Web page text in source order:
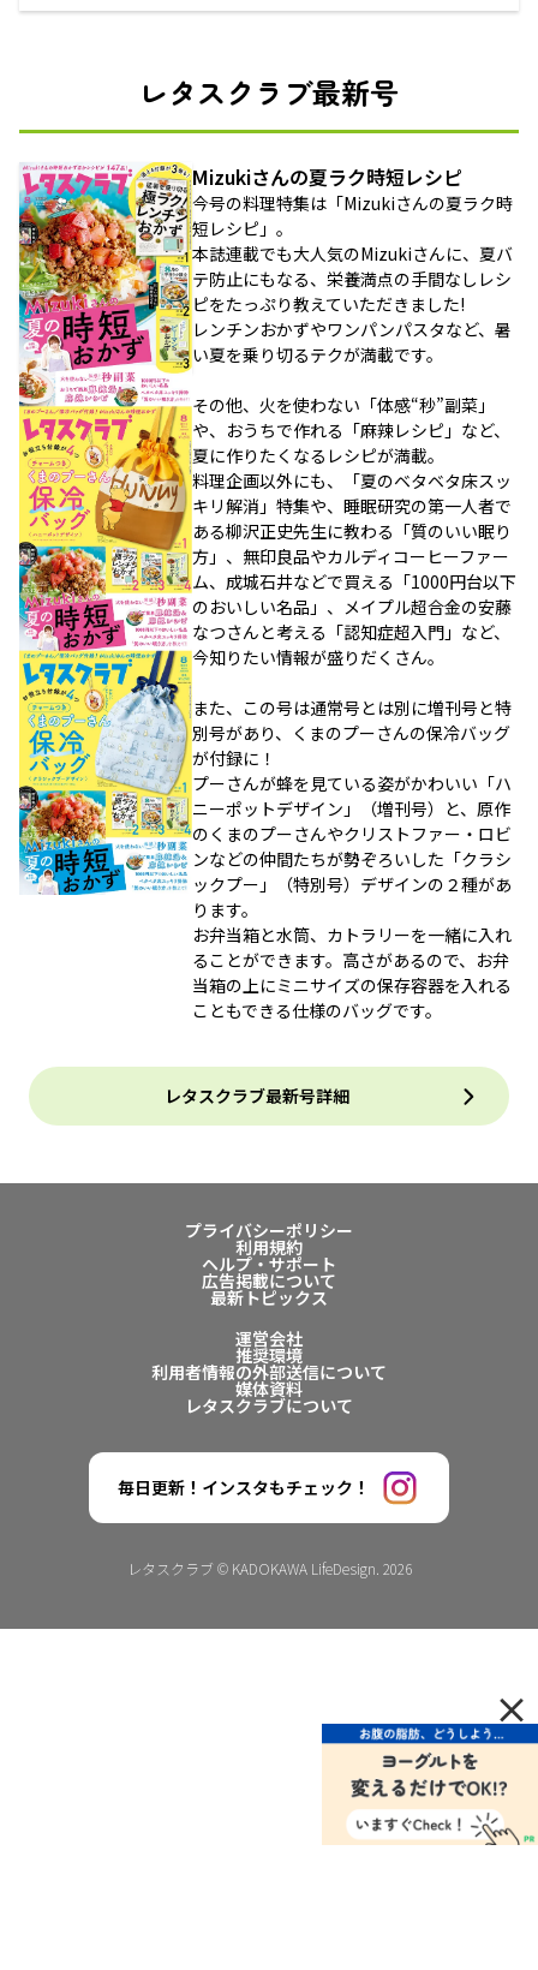
レタスクラブ最新号
Mizukiさんの夏ラク時短レシピ
今号の料理特集は「Mizukiさんの夏ラク時
短レシピ」。
本誌連載でも大人気のMizukiさんに、夏バ
テ防止にもなる、栄養満点の手間なしレシ
ピをたっぷり教えていただきました!
レンチンおかずやワンパンパスタなど、暑
い夏を乗り切るテクが満載です。
その他、火を使わない「体感“秒”副菜」
や、おうちで作れる「麻辣レシピ」など、
夏に作りたくなるレシピが満載。
料理企画以外にも、「夏のベタベタ床スッ
キリ解消」特集や、睡眠研究の第一人者で
ある柳沢正史先生に教わる「質のいい眠り
方」、無印良品やカルディコーヒーファー
ム、成城石井などで買える「1000円台以下
のおいしい名品」、メイプル超合金の安藤
なつさんと考える「認知症超入門」など、
今知りたい情報が盛りだくさん。
また、この号は通常号とは別に増刊号と特
別号があり、くまのプーさんの保冷バッグ
が付録に！
プーさんが蜂を見ている姿がかわいい「ハ
ニーポットデザイン」（増刊号）と、原作
のくまのプーさんやクリストファー・ロビ
ンなどの仲間たちが勢ぞろいした「クラシ
ックプー」（特別号）デザインの２種があ
ります。
お弁当箱と水筒、カトラリーを一緒に入れ
ることができます。高さがあるので、お弁
当箱の上にミニサイズの保存容器を入れる
こともできる仕様のバッグです。
レタスクラブ最新号詳細
プライバシーポリシー
利用規約
ヘルプ・サポート
広告掲載について
最新トピックス
運営会社
推奨環境
利用者情報の外部送信について
媒体資料
レタスクラブについて
毎日更新！インスタもチェック！
レタスクラブ © KADOKAWA LifeDesign. 2026
×